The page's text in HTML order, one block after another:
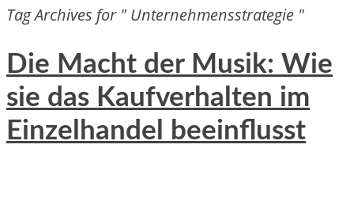
Tag Archives for " Unternehmensstrategie "
Die Macht der Musik: Wie
sie das Kaufverhalten im
Einzelhandel beeinflusst